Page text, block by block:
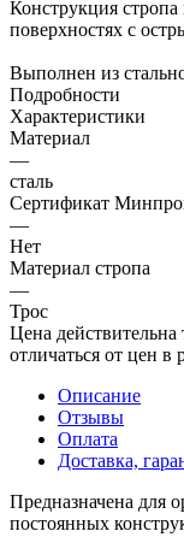
Конструкция стропа
поверхностях с
Выполнен из
Подробности
Характеристики
Материал
—
сталь
Сертификат
—
Нет
Материал стропа
—
Трос
Цена действительна
отличаться от цен в
Описание
Отзывы
Оплата
Доставка,
Предназначена для
постоянных